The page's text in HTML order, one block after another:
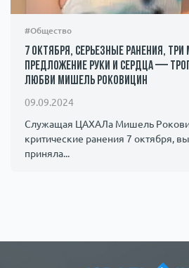
#Общество
7 октября, серьезные ранения,
предложение руки и сердца —
любви Мишель Роковицин
09.09.2024
Служащая ЦАХАЛа Мишель
критические ранения 7 октября,
приняла...